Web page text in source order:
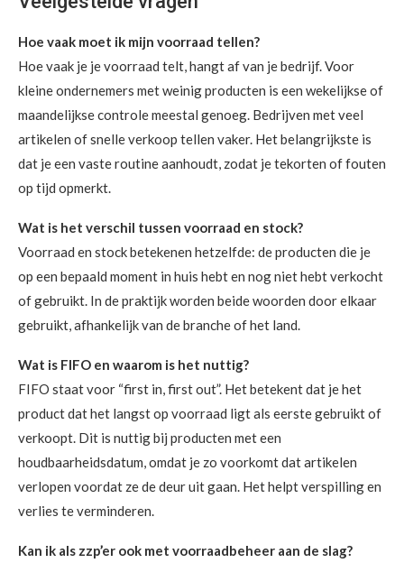
Hoe vaak moet ik mijn voorraad tellen?
Hoe vaak je je voorraad telt, hangt af van je bedrijf. Voor
kleine ondernemers met weinig producten is een wekelijkse of
maandelijkse controle meestal genoeg. Bedrijven met veel
artikelen of snelle verkoop tellen vaker. Het belangrijkste is
dat je een vaste routine aanhoudt, zodat je tekorten of fouten
op tijd opmerkt.
Wat is het verschil tussen voorraad en stock?
Voorraad en stock betekenen hetzelfde: de producten die je
op een bepaald moment in huis hebt en nog niet hebt verkocht
of gebruikt. In de praktijk worden beide woorden door elkaar
gebruikt, afhankelijk van de branche of het land.
Wat is FIFO en waarom is het nuttig?
FIFO staat voor “first in, first out”. Het betekent dat je het
product dat het langst op voorraad ligt als eerste gebruikt of
verkoopt. Dit is nuttig bij producten met een
houdbaarheidsdatum, omdat je zo voorkomt dat artikelen
verlopen voordat ze de deur uit gaan. Het helpt verspilling en
verlies te verminderen.
Kan ik als zzp’er ook met voorraadbeheer aan de slag?